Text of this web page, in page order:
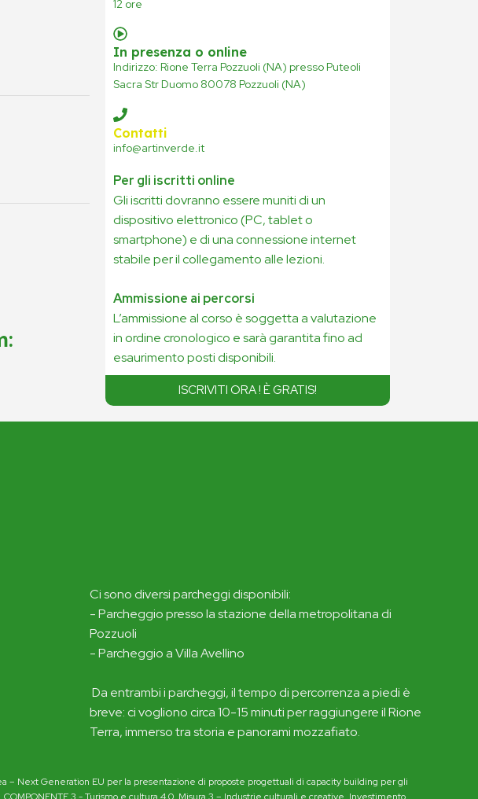
12 ore
In presenza o online
Indirizzo: Rione Terra Pozzuoli (NA) presso Puteoli
Sacra Str Duomo 80078 Pozzuoli (NA)
Contatti
info@artinverde.it
Per gli iscritti online
Gli iscritti dovranno essere muniti di un
dispositivo elettronico (PC, tablet o
smartphone) e di una connessione internet
stabile per il collegamento alle lezioni.
Ammissione ai percorsi
L’ammissione al corso è soggetta a valutazione
in ordine cronologico e sarà garantita fino ad
esaurimento posti disponibili.
ISCRIVITI ORA ! È GRATIS!
Ci sono diversi parcheggi disponibili:
- Parcheggio presso la stazione della metropolitana di
Pozzuoli
- Parcheggio a Villa Avellino
Da entrambi i parcheggi, il tempo di percorrenza a piedi è
breve: ci vogliono circa 10-15 minuti per raggiungere il Rione
Terra, immerso tra storia e panorami mozzafiato.
– Next Generation EU per la presentazione di proposte progettuali di capacity building per gli